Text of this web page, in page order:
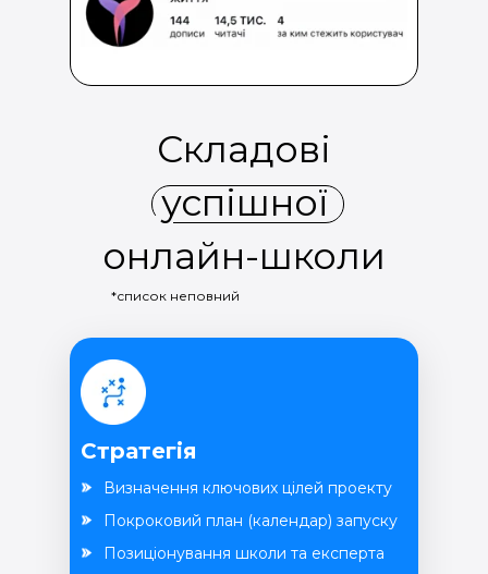
*список неповний
Складові
успішної
онлайн-школи
Стратегія
Визначення ключових цілей проекту
Позиціонування школи та експерта
Покроковий план (календар) запуску